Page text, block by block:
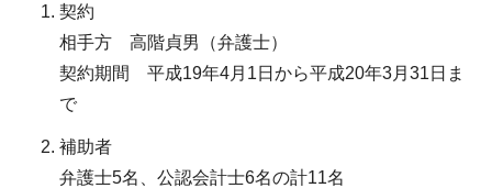
契約
相手方 高階貞男（弁護士）
契約期間 平成19年4月1日から平成20年3月31日ま
で
補助者
弁護士5名、公認会計士6名の計11名